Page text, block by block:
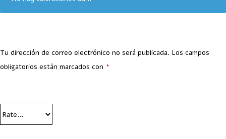
Tu dirección de correo electrónico no será publicada. Los campos
obligatorios están marcados con *